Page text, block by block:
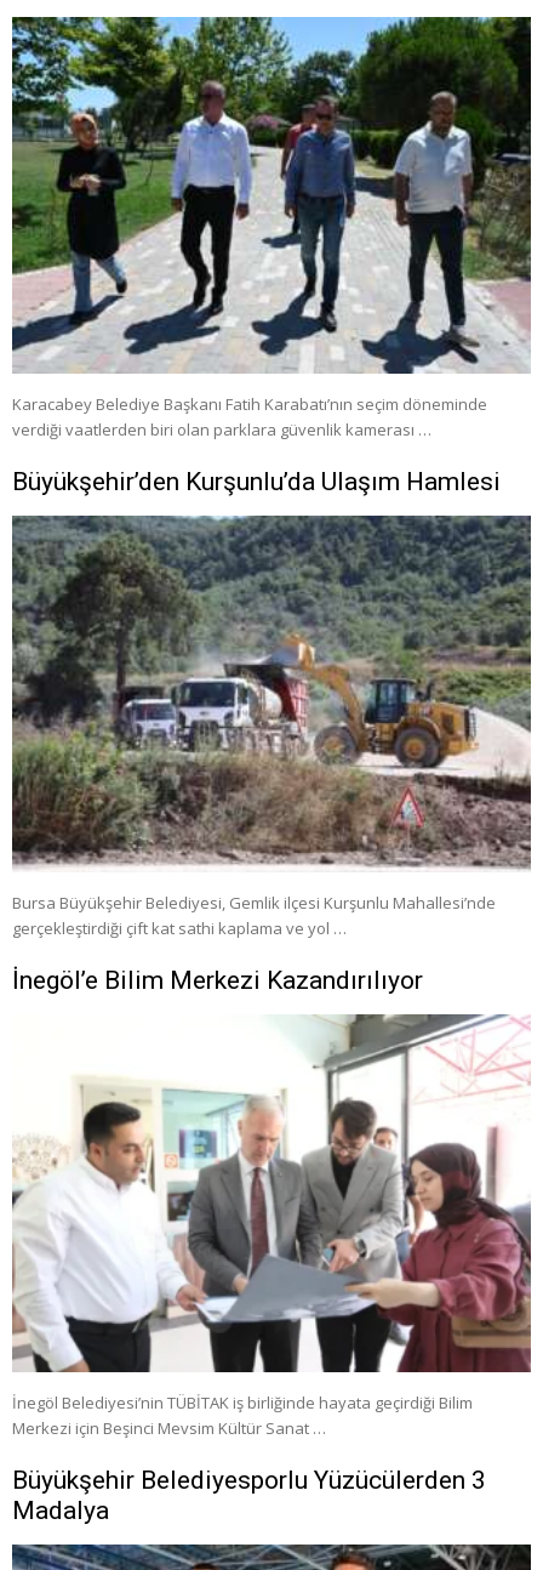
Karacabey Belediye Başkanı Fatih Karabatı’nın seçim döneminde
verdiği vaatlerden biri olan parklara güvenlik kamerası …
Büyükşehir’den Kurşunlu’da Ulaşım Hamlesi
Bursa Büyükşehir Belediyesi, Gemlik ilçesi Kurşunlu Mahallesi’nde
gerçekleştirdiği çift kat sathi kaplama ve yol …
İnegöl’e Bilim Merkezi Kazandırılıyor
İnegöl Belediyesi’nin TÜBİTAK iş birliğinde hayata geçirdiği Bilim
Merkezi için Beşinci Mevsim Kültür Sanat …
Büyükşehir Belediyesporlu Yüzücülerden 3
Madalya